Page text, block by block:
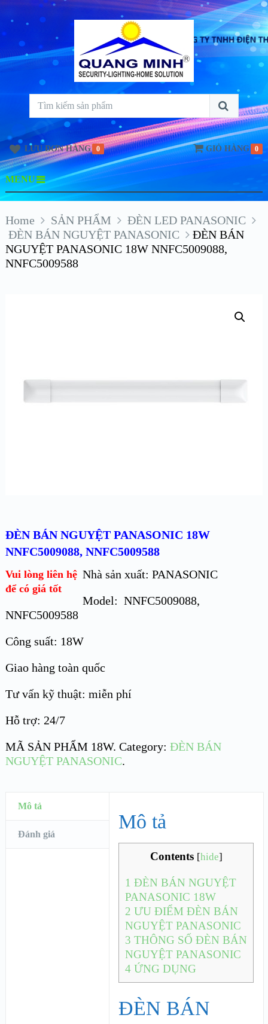
LƯU ĐƠN HÀNG 0 GIỎ HÀNG 0
MENU
Home SẢN PHẨM
ĐÈN LED PANASONIC
ĐÈN BÁN NGUYỆT PANASONIC
ĐÈN BÁN
NGUYỆT PANASONIC 18W NNFC5009088,
NNFC5009588
ĐÈN BÁN NGUYỆT PANASONIC 18W
NNFC5009088, NNFC5009588
Vui lòng liên hệ
để có giá tốt
Nhà sản xuất: PANASONIC
Model: NNFC5009088,
NNFC5009588
Công suất: 18W
Giao hàng toàn quốc
Tư vấn kỹ thuật: miễn phí
Hỗ trợ: 24/7
MÃ SẢN PHẨM 18W. Category: ĐÈN BÁN
NGUYỆT PANASONIC.
Mô tả
Đánh giá
Mô tả
Contents [hide]
1 ĐÈN BÁN NGUYỆT
PANASONIC 18W
2 ƯU ĐIỂM ĐÈN BÁN
NGUYỆT PANASONIC
3 THÔNG SỐ ĐÈN BÁN
NGUYỆT PANASONIC
4 ỨNG DỤNG
ĐÈN BÁN